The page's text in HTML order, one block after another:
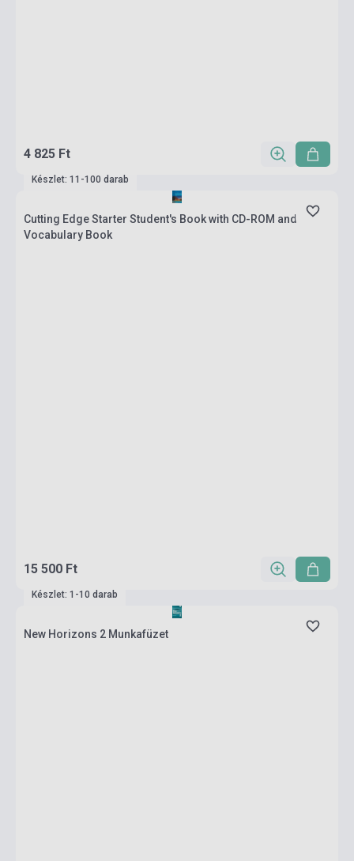
4 825 Ft
Készlet: 11-100 darab
Cutting Edge Starter Student's Book with CD-ROM and
Vocabulary Book
15 500 Ft
Készlet: 1-10 darab
New Horizons 2 Munkafüzet